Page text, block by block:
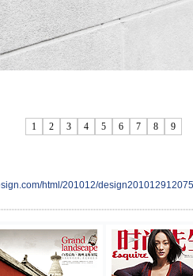
1 2 3 4 5 6 7 8 9
html/201012/